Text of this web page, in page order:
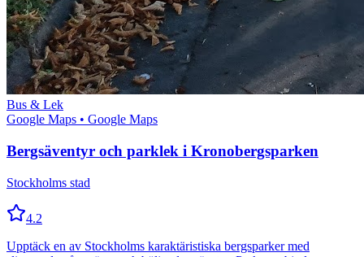
Bus & Lek
Google Maps • Google Maps
Bergsäventyr och parklek i Kronobergsparken
Stockholms stad
4.2
Upptäck en av Stockholms karaktäristiska bergsparker med